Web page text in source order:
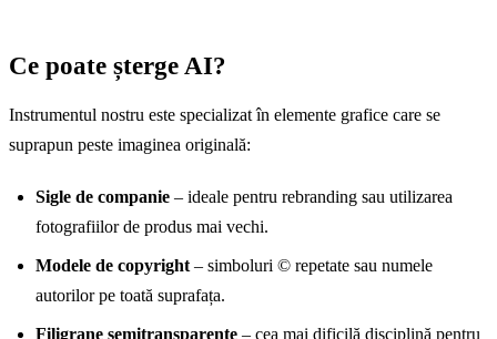
Ce poate șterge AI?
Instrumentul nostru este specializat în elemente grafice care se
suprapun peste imaginea originală:
Sigle de companie – ideale pentru rebranding sau utilizarea
fotografiilor de produs mai vechi.
Modele de copyright – simboluri © repetate sau numele
autorilor pe toată suprafața.
Filigrane semitransparente – cea mai dificilă disciplină pentru